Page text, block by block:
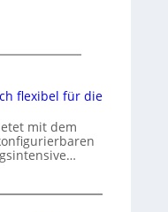
flexibel für die
mit dem